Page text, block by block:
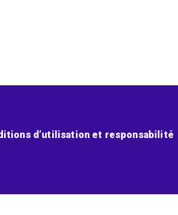
d’utilisation et responsabilité